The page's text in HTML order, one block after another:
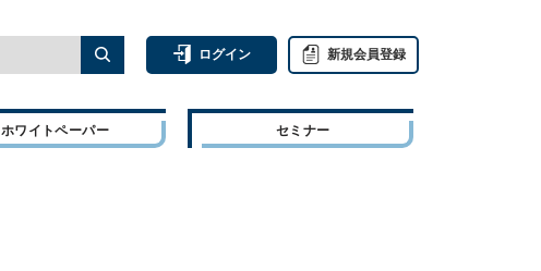
ログイン 新規会員登録
ホワイトペーパー セミナー